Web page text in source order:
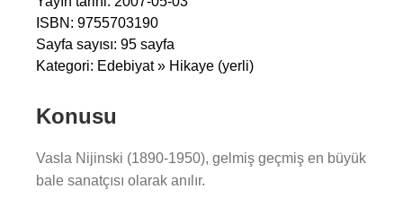
ISBN: 9755703190
Sayfa sayısı: 95 sayfa
Kategori: Edebiyat » Hikaye (yerli)
Konusu
Vasla Nijinski (1890-1950), gelmiş geçmiş en büyük
bale sanatçısı olarak anılır.